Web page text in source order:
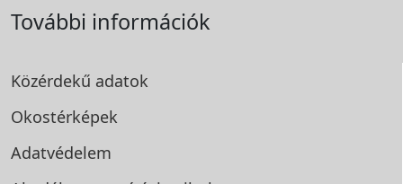
További információk
Közérdekű adatok
Okostérképek
Adatvédelem